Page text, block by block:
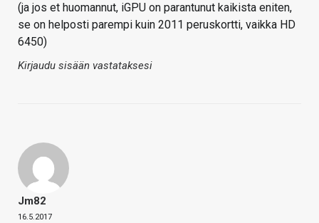
(ja jos et huomannut, iGPU on parantunut kaikista eniten,
se on helposti parempi kuin 2011 peruskortti, vaikka HD
6450)
Kirjaudu sisään vastataksesi
Jm82
16.5.2017